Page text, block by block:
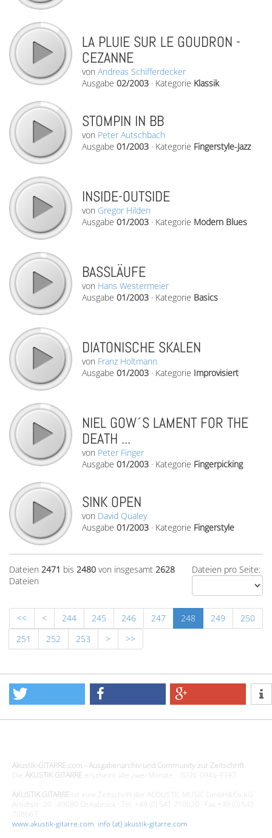
LA PLUIE SUR LE GOUDRON -
CEZANNE
von Andreas Schifferdecker
Ausgabe 02/2003 · Kategorie Klassik
STOMPIN IN BB
von Peter Autschbach
Ausgabe 01/2003 · Kategorie Fingerstyle-Jazz
INSIDE-OUTSIDE
von Gregor Hilden
Ausgabe 01/2003 · Kategorie Modern Blues
BASSLÄUFE
von Hans Westermeier
Ausgabe 01/2003 · Kategorie Basics
DIATONISCHE SKALEN
von Franz Holtmann
Ausgabe 01/2003 · Kategorie Improvisiert
NIEL GOW´S LAMENT FOR THE
DEATH ...
von Peter Finger
Ausgabe 01/2003 · Kategorie Fingerpicking
SINK OPEN
von David Qualey
Ausgabe 01/2003 · Kategorie Fingerstyle
Dateien pro Seite:
Dateien 2471 bis 2480 von insgesamt 2628
Dateien
<< < 244 245 246 247 248 249
250
251
252 253 > >>
Akustik-GITARRE.com - Ausgabenarchiv und Community zur Zeitschrift.
Die AKUSTIK GITARRE erscheint alle zwei Monate. · ISSN: 0946-9397
AKUSTIK GITARRE ist eine Zeitschrift der ACOUSTIC MUSIC GmbH&Co.KG
Arndtstr. 20 · 49080 Osnabrück · Tel. +49 (0) 541 710020 · Fax +49 (0) 541
708667
www.akustik-gitarre.com ·info (at) akustik-gitarre.com